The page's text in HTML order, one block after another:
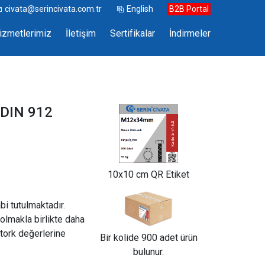
civata@serincivata.com.tr English B2B Portal
İletişim Sertifikalar İndirmeler
10x10 cm QR Etiket
Bir kolide 900 adet ürün
bulunur.
912
tutulmaktadır.
birlikte daha
değerlerine